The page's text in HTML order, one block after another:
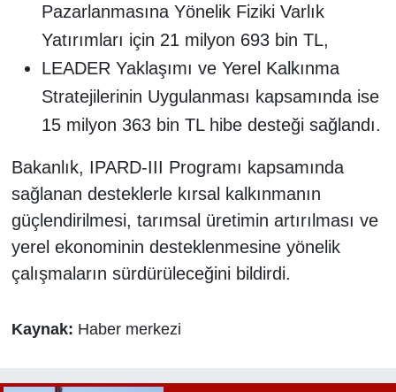
Pazarlanmasına Yönelik Fiziki Varlık
Yatırımları için 21 milyon 693 bin TL,
LEADER Yaklaşımı ve Yerel Kalkınma
Stratejilerinin Uygulanması kapsamında ise
15 milyon 363 bin TL hibe desteği sağlandı.
Bakanlık, IPARD-III Programı kapsamında
sağlanan desteklerle kırsal kalkınmanın
güçlendirilmesi, tarımsal üretimin artırılması ve
yerel ekonominin desteklenmesine yönelik
çalışmaların sürdürüleceğini bildirdi.
Kaynak: Haber merkezi